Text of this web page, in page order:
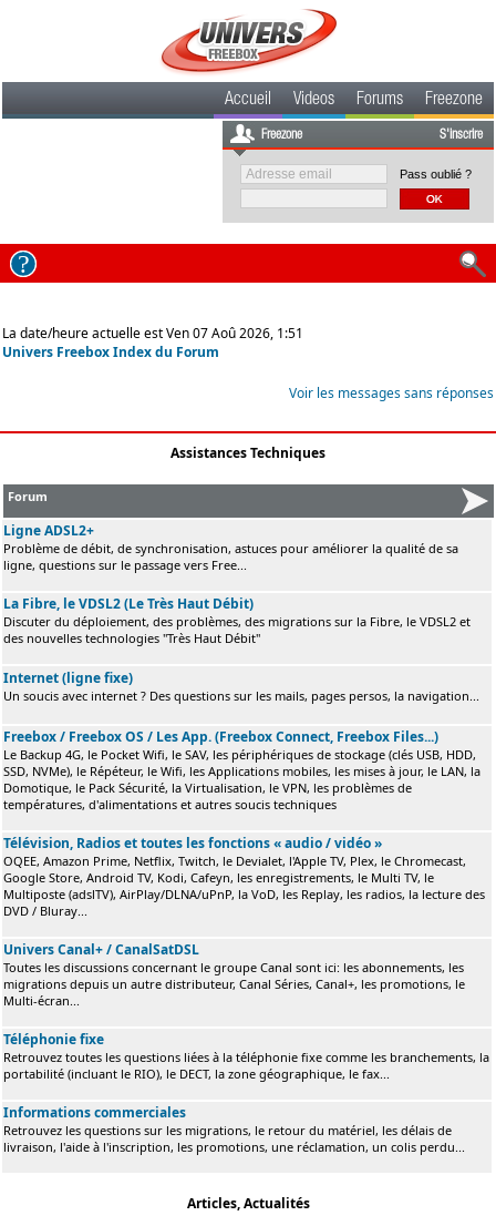
Accueil Videos Forums Freezone
Freezone S'inscrire
Pass oublié ?
La date/heure actuelle est Ven 07 Aoû 2026, 1:51
Univers Freebox Index du Forum
Voir les messages sans réponses
Assistances Techniques
Forum
Ligne ADSL2+
Problème de débit, de synchronisation, astuces pour améliorer la qualité de sa
ligne, questions sur le passage vers Free...
La Fibre, le VDSL2 (Le Très Haut Débit)
Discuter du déploiement, des problèmes, des migrations sur la Fibre, le VDSL2 et
des nouvelles technologies "Très Haut Débit"
Internet (ligne fixe)
Un soucis avec internet ? Des questions sur les mails, pages persos, la navigation...
Freebox / Freebox OS / Les App. (Freebox Connect, Freebox Files...)
Le Backup 4G, le Pocket Wifi, le SAV, les périphériques de stockage (clés USB, HDD,
SSD, NVMe), le Répéteur, le Wifi, les Applications mobiles, les mises à jour, le LAN, la
Domotique, le Pack Sécurité, la Virtualisation, le VPN, les problèmes de
températures, d'alimentations et autres soucis techniques
Télévision, Radios et toutes les fonctions « audio / vidéo »
OQEE, Amazon Prime, Netflix, Twitch, le Devialet, l'Apple TV, Plex, le Chromecast,
Google Store, Android TV, Kodi, Cafeyn, les enregistrements, le Multi TV, le
Multiposte (adslTV), AirPlay/DLNA/uPnP, la VoD, les Replay, les radios, la lecture des
DVD / Bluray...
Univers Canal+ / CanalSatDSL
Toutes les discussions concernant le groupe Canal sont ici: les abonnements, les
migrations depuis un autre distributeur, Canal Séries, Canal+, les promotions, le
Multi-écran...
Téléphonie fixe
Retrouvez toutes les questions liées à la téléphonie fixe comme les branchements, la
portabilité (incluant le RIO), le DECT, la zone géographique, le fax...
Informations commerciales
Retrouvez les questions sur les migrations, le retour du matériel, les délais de
livraison, l'aide à l'inscription, les promotions, une réclamation, un colis perdu...
Articles, Actualités